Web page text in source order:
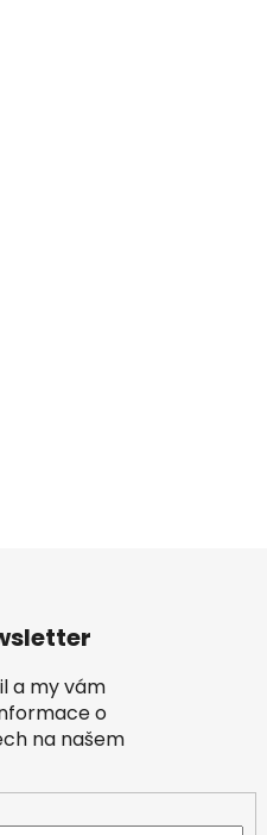
a my vám
o
na našem